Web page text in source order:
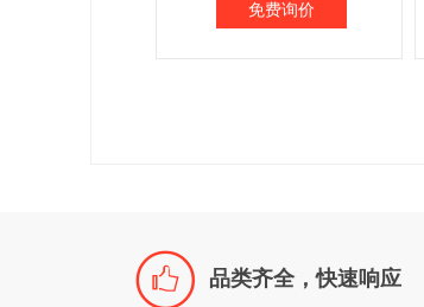
免费询价
 品类齐全，快速响应